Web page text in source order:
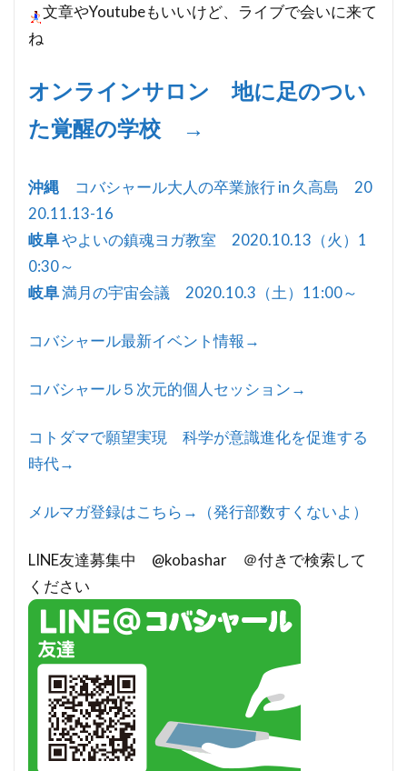
文章やYoutubeもいいけど、ライブで会いに来て
ね
オンラインサロン 地に足のつい
た覚醒の学校 →
沖縄 コバシャール大人の卒業旅行 in 久高島 20
20.11.13-16
岐阜やよいの鎮魂ヨガ教室 2020.10.13（火）1
0:30～
岐阜満月の宇宙会議 2020.10.3（土）11:00～
コバシャール最新イベント情報→
コバシャール５次元的個人セッション→
コトダマで願望実現 科学が意識進化を促進する
時代→
メルマガ登録はこちら→（発行部数すくないよ）
LINE友達募集中 @kobashar ＠付きで検索して
ください